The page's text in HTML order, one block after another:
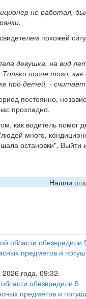
не работал,
похожей
девушка, на вид
после того,
про детей, -
постоянно,
прохладно.
как водитель помог
много,
остановки".
Нашли
2026 года, 09:32
обезвредили 5
предметов и